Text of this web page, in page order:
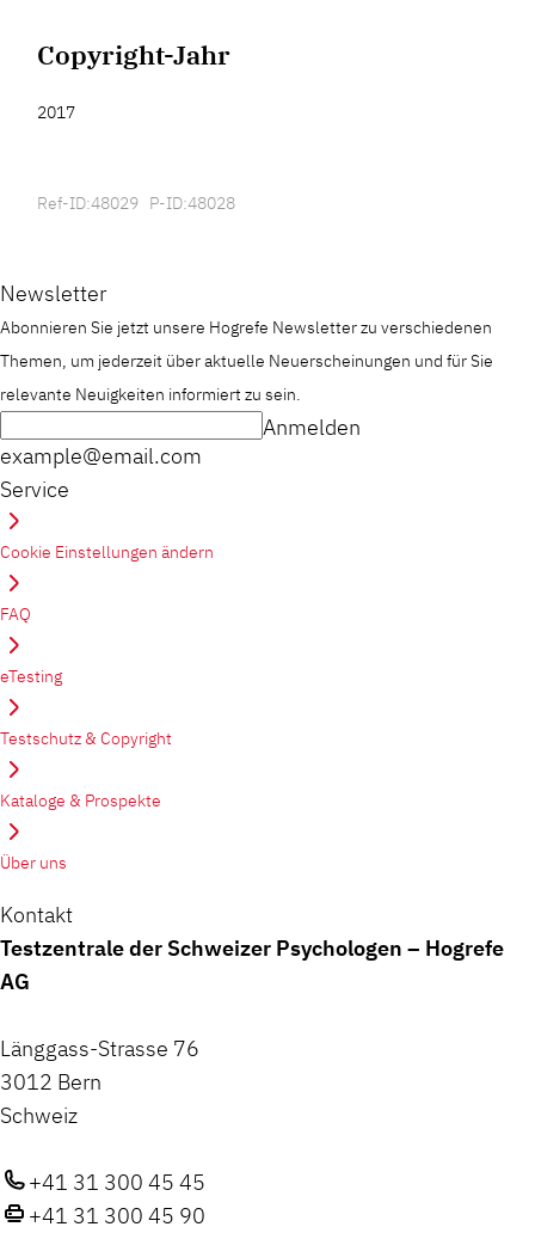
Copyright-Jahr
2017
Ref-ID:48029 P-ID:48028
Newsletter
Abonnieren Sie jetzt unsere Hogrefe Newsletter zu verschiedenen
Themen, um jederzeit über aktuelle Neuerscheinungen und für Sie
relevante Neuigkeiten informiert zu sein.
example@email.com
Anmelden
Service
Cookie Einstellungen ändern
FAQ
eTesting
Testschutz & Copyright
Kataloge & Prospekte
Über uns
Kontakt
Testzentrale der Schweizer Psychologen – Hogrefe
AG
Länggass-Strasse 76
3012 Bern
Schweiz
+41 31 300 45 45
+41 31 300 45 90